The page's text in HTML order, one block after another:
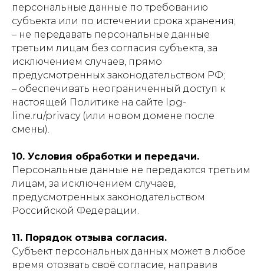
персональные данные по требованию
субъекта или по истечении срока хранения;
– не передавать персональные данные
третьим лицам без согласия субъекта, за
исключением случаев, прямо
предусмотренных законодательством РФ;
– обеспечивать неограниченный доступ к
настоящей Политике на сайте lpg-
line.ru/privacy (или новом домене после
смены).
10. Условия обработки и передачи.
Персональные данные не передаются третьим
лицам, за исключением случаев,
предусмотренных законодательством
Российской Федерации.
11. Порядок отзыва согласия.
Субъект персональных данных может в любое
время отозвать своё согласие, направив